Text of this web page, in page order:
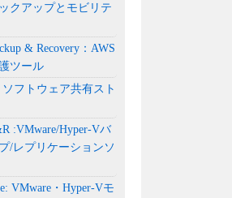
クアップとモビリテ
& Recovery：AWS
ツール
ソフトウェア共有スト
:VMware/Hyper-Vバ
/レプリケーションソ
VMware・Hyper-Vモ